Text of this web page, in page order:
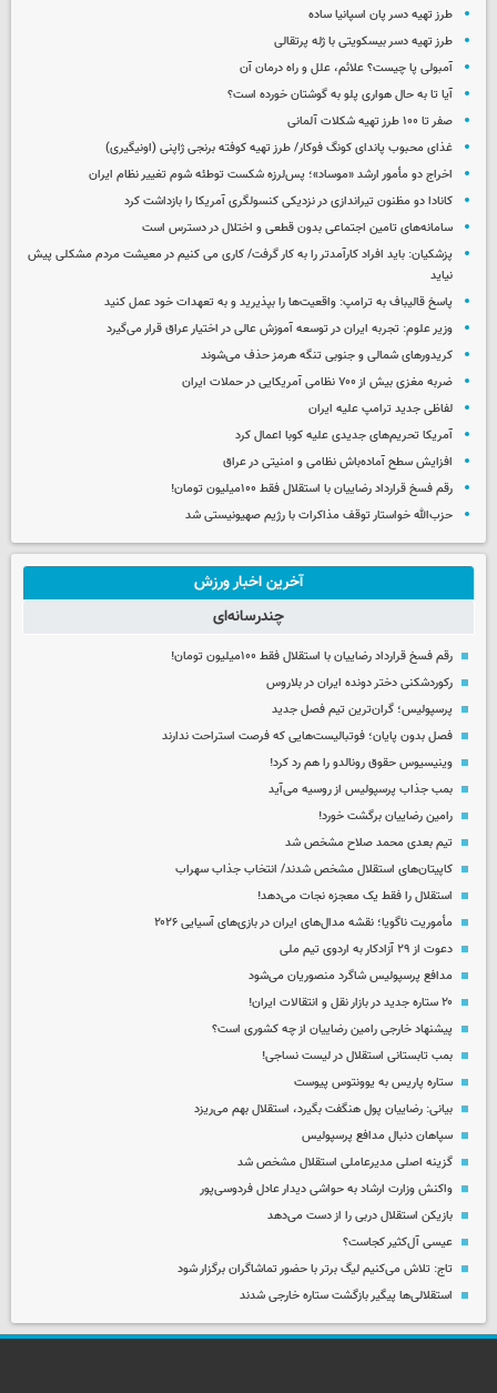
طرز تهیه دسر پان اسپانیا ساده
طرز تهیه دسر بیسکویتی با ژله پرتقالی
آمبولی پا چیست؟ علائم، علل و راه درمان آن
آیا تا به حال هواری پلو به گوشتان خورده است؟
صفر تا ۱۰۰ طرز تهیه شکلات آلمانی
غذای محبوب پاندای کونگ فوکار/ طرز تهیه کوفته برنجی ژاپنی (اونیگیری)
اخراج دو مأمور ارشد «موساد»؛ پس‌لرزه شکست توطئه شوم تغییر نظام ایران
کانادا دو مظنون تیراندازی در نزدیکی کنسولگری آمریکا را بازداشت کرد
سامانه‌های تامین اجتماعی بدون قطعی و اختلال در دسترس است
پزشکیان: باید افراد کارآمدتر را به کار گرفت/ کاری می کنیم در معیشت مردم مشکلی پیش
نیاید
پاسخ قالیباف به ترامپ: واقعیت‌ها را بپذیرید و به تعهدات خود عمل کنید
وزیر علوم: تجربه ایران در توسعه آموزش عالی در اختیار عراق قرار می‌گیرد
کریدورهای شمالی و جنوبی تنگه هرمز حذف می‌شوند
ضربه مغزی بیش از ۷۰۰ نظامی آمریکایی در حملات ایران
لفاظی جدید ترامپ علیه ایران
آمریکا تحریم‌های جدیدی علیه کوبا اعمال کرد
افزایش سطح آماده‌باش نظامی و امنیتی در عراق
رقم فسخ قرارداد رضاییان با استقلال فقط ۱۰۰میلیون تومان!
حزب‌الله خواستار توقف مذاکرات با رژیم صهیونیستی شد
آخرین اخبار ورزش
چندرسانه‌ای
رقم فسخ قرارداد رضاییان با استقلال فقط ۱۰۰میلیون تومان!
رکوردشکنی دختر دونده ایران در بلاروس
پرسپولیس؛ گران‌ترین تیم فصل جدید
فصل بدون پایان؛ فوتبالیست‌هایی که فرصت استراحت ندارند
وینیسیوس حقوق رونالدو را هم رد کرد!
بمب جذاب پرسپولیس از روسیه می‌آید
رامین رضاییان برگشت خورد!
تیم بعدی محمد صلاح مشخص شد
کاپیتان‌های استقلال مشخص شدند/ انتخاب جذاب سهراب
استقلال را فقط یک معجزه نجات می‌دهد!
مأموریت ناگویا؛ نقشه مدال‌های ایران در بازی‌های آسیایی ۲۰۲۶
دعوت از ۲۹ آزادکار به اردوی تیم ملی
مدافع پرسپولیس شاگرد منصوریان می‌شود
۲۰ ستاره جدید در بازار نقل و انتقالات ایران!
پیشنهاد خارجی رامین رضاییان از چه کشوری است؟
بمب تابستانی استقلال در لیست نساجی!
ستاره پاریس به یوونتوس پیوست
بیانی: رضاییان پول هنگفت بگیرد، استقلال بهم می‌ریزد
سپاهان دنبال مدافع پرسپولیس
گزینه اصلی مدیرعاملی استقلال مشخص شد
واکنش وزارت ارشاد به حواشی دیدار عادل فردوسی‌پور
بازیکن استقلال دربی را از دست می‌دهد
عیسی آل‌کثیر کجاست؟
تاج: تلاش می‌کنیم لیگ برتر با حضور تماشاگران برگزار شود
استقلالی‌ها پیگیر بازگشت ستاره خارجی شدند